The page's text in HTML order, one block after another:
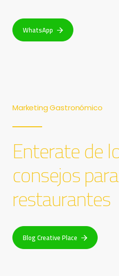
WhatsApp
Marketing Gastronómico
Enterate de
consejospara
restaurantes
Blog Creative Place